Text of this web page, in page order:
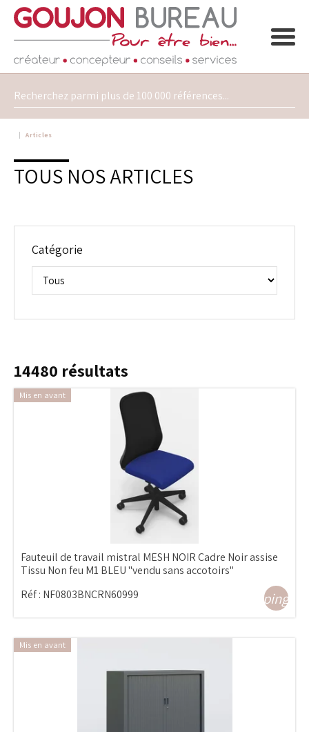
Articles
TOUS NOS ARTICLES
Catégorie
14480 résultats
Mis en avant
Fauteuil de travail mistral MESH NOIR Cadre Noir assise
Tissu Non feu M1 BLEU "vendu sans accotoirs"
Réf : NF0803BNCRN60999
Mis en avant